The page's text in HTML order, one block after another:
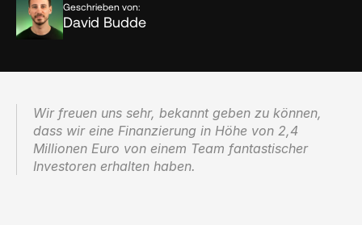
Geschrieben von:
David Budde
Wir freuen uns sehr, bekannt geben zu können,
dass wir eine Finanzierung in Höhe von 2,4
Millionen Euro von einem Team fantastischer
Investoren erhalten haben.